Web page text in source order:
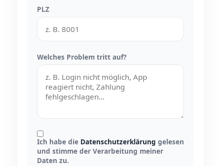
PLZ
Welches Problem tritt auf?
Ich habe die Datenschutzerklärung gelesen
und stimme der Verarbeitung meiner
Daten zu.